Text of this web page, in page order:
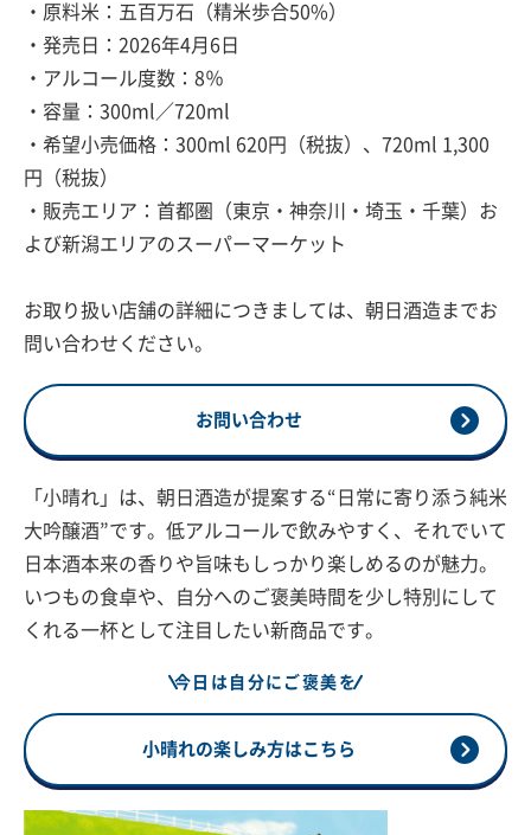
・原料米：五百万石（精米歩合50%）
・発売日：2026年4月6日
・アルコール度数：8％
・容量：300ml／720ml
・希望小売価格：300ml 620円（税抜）、720ml 1,300
円（税抜）
・販売エリア：首都圏（東京・神奈川・埼玉・千葉）お
よび新潟エリアのスーパーマーケット
お取り扱い店舗の詳細につきましては、朝日酒造までお
問い合わせください。
お問い合わせ
「小晴れ」は、朝日酒造が提案する“日常に寄り添う純米
大吟醸酒”です。低アルコールで飲みやすく、それでいて
日本酒本来の香りや旨味もしっかり楽しめるのが魅力。
いつもの食卓や、自分へのご褒美時間を少し特別にして
くれる一杯として注目したい新商品です。
今日は自分にご褒美を
小晴れの楽しみ方はこちら